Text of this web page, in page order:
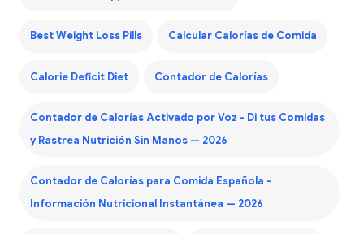
Best Weight Loss Pills Calcular Calorías de Comida
Calorie Deficit Diet Contador de Calorías
Contador de Calorías Activado por Voz - Di tus Comidas
y Rastrea Nutrición Sin Manos — 2026
Contador de Calorías para Comida Española -
Información Nutricional Instantánea — 2026